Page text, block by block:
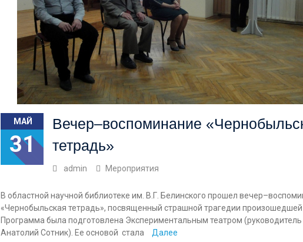
МАЙ
31
Вечер–воспоминание
тетрадь»
admin Мероприятия
В областной научной библиотеке им. В.Г. Белинского прошел
«Чернобыльская тетрадь», посвященный страшной трагедии
Программа была подготовлена Экспериментальным театром
Анатолий Сотник). Ее основой стала
Далее